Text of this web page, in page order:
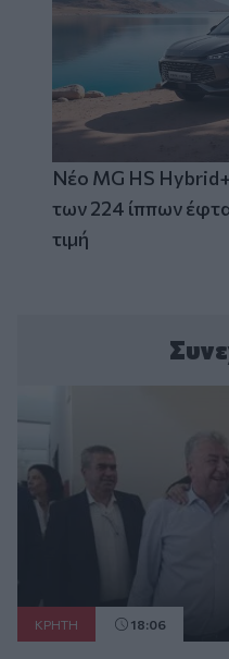
Νέο MG HS
των 224 ίππων
τιμή
ΚΡΗΤΗ 18:06